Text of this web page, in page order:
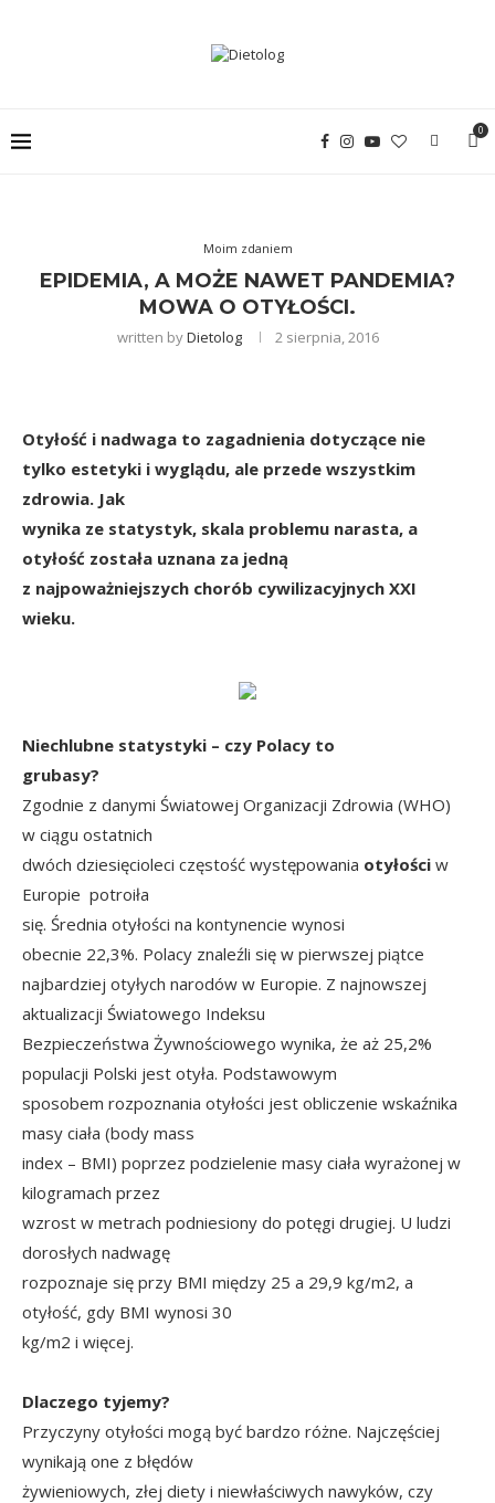
0
Moim zdaniem
EPIDEMIA, A MOŻE NAWET PANDEMIA?
MOWA O OTYŁOŚCI.
written byDietolog 2 sierpnia, 2016
Otyłość i nadwaga to zagadnienia dotyczące nie
tylko estetyki i wyglądu, ale przede wszystkim
zdrowia. Jak
wynika ze statystyk, skala problemu narasta, a
otyłość została uznana za jedną
z najpoważniejszych chorób cywilizacyjnych XXI
wieku.
Niechlubne statystyki – czy Polacy to
grubasy?
Zgodnie z danymi Światowej Organizacji Zdrowia (WHO)
w ciągu ostatnich
dwóch dziesięcioleci częstość występowania otyłości w
Europie potroiła
się. Średnia otyłości na kontynencie wynosi
obecnie 22,3%. Polacy znaleźli się w pierwszej piątce
najbardziej otyłych narodów w Europie. Z najnowszej
aktualizacji Światowego Indeksu
Bezpieczeństwa Żywnościowego wynika, że aż 25,2%
populacji Polski jest otyła. Podstawowym
sposobem rozpoznania otyłości jest obliczenie wskaźnika
masy ciała (body mass
index – BMI) poprzez podzielenie masy ciała wyrażonej w
kilogramach przez
wzrost w metrach podniesiony do potęgi drugiej. U ludzi
dorosłych nadwagę
rozpoznaje się przy BMI między 25 a 29,9 kg/m2, a
otyłość, gdy BMI wynosi 30
kg/m2 i więcej.
Dlaczego tyjemy?
Przyczyny otyłości mogą być bardzo różne. Najczęściej
wynikają one z błędów
żywieniowych, złej diety i niewłaściwych nawyków, czy